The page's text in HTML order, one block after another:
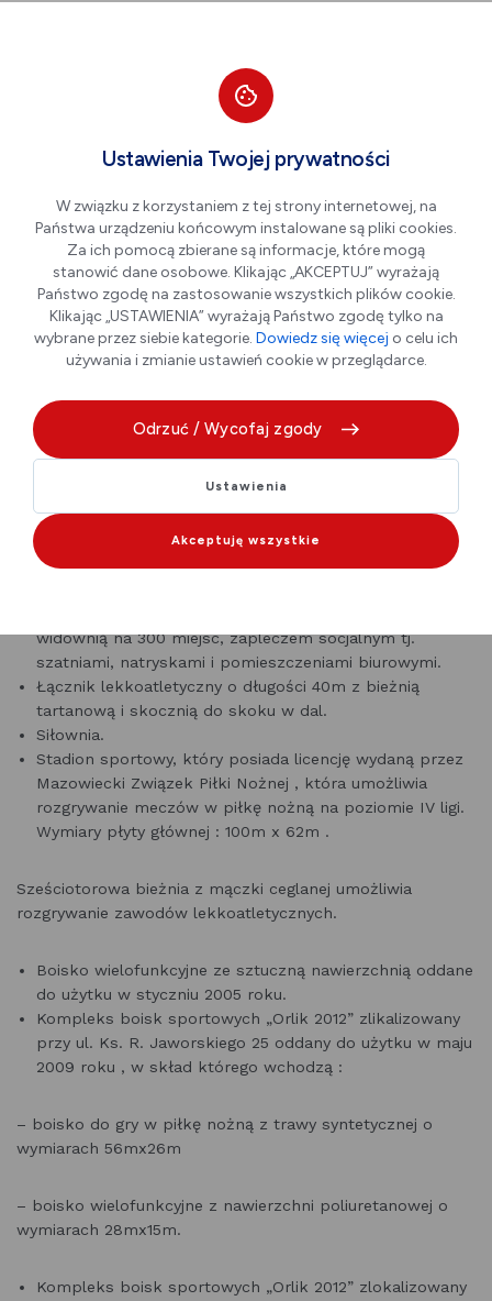
MCSiR w Płońsku
Miejskie Centrum Sportu i Rekreacji w
Płońsku funkcjonuje od roku 1998. Powołane zostało na
podstawie Uchwały Rady Miejskiej na bazie likwidowanego
Miejskie Centrum Sportu i Rekreacji w Płońsku to
kompleks obiektów sportowych i rekreacyjnych:
widownią na 300 miejsc, zapleczem socjalnym tj.
szatniami, natryskami i pomieszczeniami biurowymi.
Łącznik lekkoatletyczny o długości 40m z bieżnią
tartanową i skocznią do skoku w dal.
Siłownia.
Stadion sportowy, który posiada licencję wydaną przez
Mazowiecki Związek Piłki Nożnej , która umożliwia
rozgrywanie meczów w piłkę nożną na poziomie IV ligi.
Wymiary płyty głównej : 100m x 62m .
Sześciotorowa bieżnia z mączki ceglanej umożliwia
rozgrywanie zawodów lekkoatletycznych.
Boisko wielofunkcyjne ze sztuczną nawierzchnią oddane
do użytku w styczniu 2005 roku.
Kompleks boisk sportowych „Orlik 2012” zlikalizowany
przy ul. Ks. R. Jaworskiego 25 oddany do użytku w maju
2009 roku , w skład którego wchodzą :
– boisko do gry w piłkę nożną z trawy syntetycznej o
wymiarach 56mx26m
– boisko wielofunkcyjne z nawierzchni poliuretanowej o
wymiarach 28mx15m.
Kompleks boisk sportowych „Orlik 2012” zlokalizowany
Ustawienia Twojej prywatności
W związku z korzystaniem z tej strony internetowej, na
Państwa urządzeniu końcowym instalowane są pliki cookies.
Za ich pomocą zbierane są informacje, które mogą
stanowić dane osobowe. Klikając „AKCEPTUJ” wyrażają
Państwo zgodę na zastosowanie wszystkich plików cookie.
Klikając „USTAWIENIA” wyrażają Państwo zgodę tylko na
wybrane przez siebie kategorie. Dowiedz się więcej o celu ich
używania i zmianie ustawień cookie w przeglądarce.
Odrzuć / Wycofaj zgody
Ustawienia
Akceptuję wszystkie